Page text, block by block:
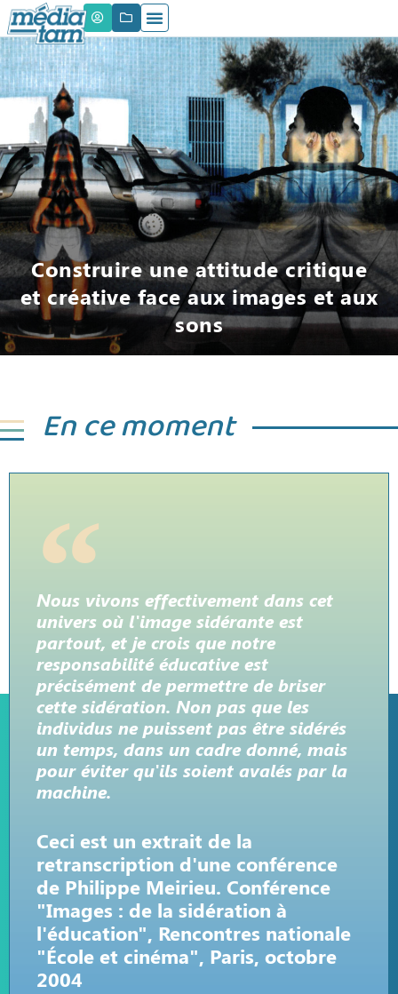
Construire une attitude critique
et créative face aux images et aux
sons
En ce moment
Nous vivons effectivement dans cet
univers où l'image sidérante est
partout, et je crois que notre
responsabilité éducative est
précisément de permettre de briser
cette sidération. Non pas que les
individus ne puissent pas être sidérés
un temps, dans un cadre donné, mais
pour éviter qu'ils soient avalés par la
machine.
Ceci est un extrait de la
retranscription d'une conférence
de Philippe Meirieu. Conférence
"Images : de la sidération à
l'éducation", Rencontres nationale
"École et cinéma", Paris, octobre
2004